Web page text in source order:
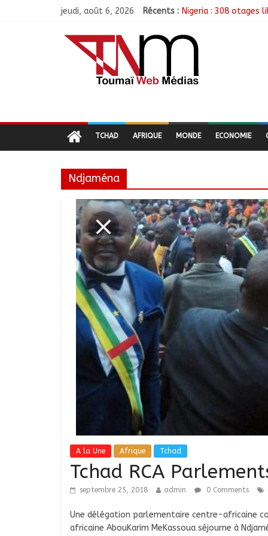
jeudi, août 6, 2026 Récents : Nigeria : 308 otages
RGPH-3 : Les
Jeunesse : Un
Tchad : L’AMET
TCHAD AFRIQUE MONDE ECONOMIE
Ndjaména
A la Une Afrique Tchad
Tchad RCA
septembre 25, 2018 admin 0 Comments
Une délégation parlementaire centre-africaine
africaine AbouKarim MeKassoua séjourne à